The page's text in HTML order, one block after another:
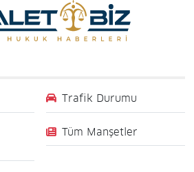
Trafik Durumu
Tüm Manşetler